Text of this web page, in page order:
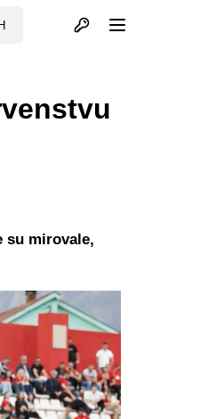
Otvori profil
su mirovale,